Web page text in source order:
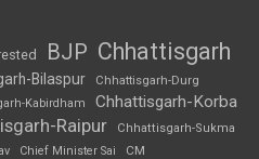
BJP Chhattisgarh
Bilaspur Chhattisgarh-Durg
Kabirdham Chhattisgarh-Korba
Raipur
Chhattisgarh-Sukma
Chief Minister Sai CM